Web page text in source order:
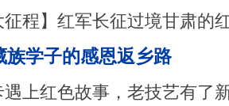
征程】红军长征过境甘肃的
族学子的感恩返乡路
遇上红色故事，老技艺有了